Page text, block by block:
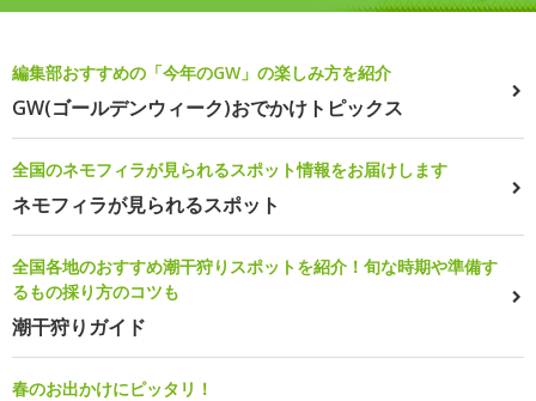
編集部おすすめの「今年のGW」の楽しみ方を紹介
GW(ゴールデンウィーク)おでかけトピックス
全国のネモフィラが見られるスポット情報をお届けします
ネモフィラが見られるスポット
全国各地のおすすめ潮干狩りスポットを紹介！旬な時期や準備す
るもの採り方のコツも
潮干狩りガイド
春のお出かけにピッタリ！